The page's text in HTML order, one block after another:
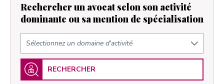
Rechercher un avocat selon son activité
dominante ou sa mention de spécialisation
RECHERCHER